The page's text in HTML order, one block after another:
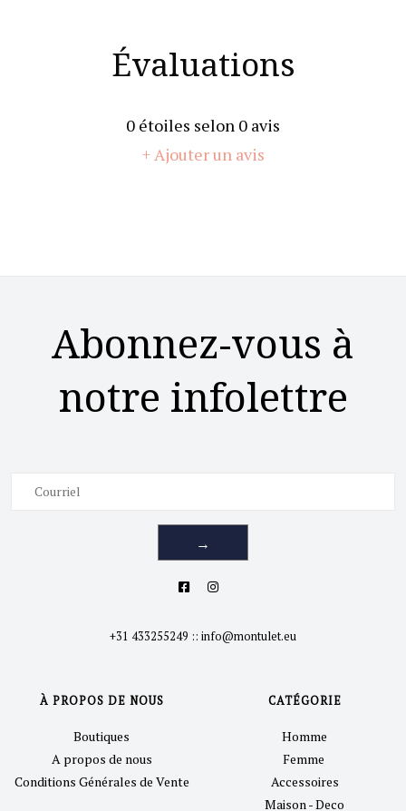
Évaluations
0 étoiles selon 0 avis
+ Ajouter un avis
Abonnez-vous à
notre infolettre
→
+31 433255249 :: info@montulet.eu
À PROPOS DE NOUS
Boutiques
A propos de nous
Conditions Générales de Vente
CATÉGORIE
Homme
Femme
Accessoires
Maison - Deco